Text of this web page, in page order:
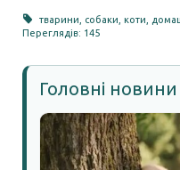
тварини, собаки,коти,
Переглядів: 145
Головні новини